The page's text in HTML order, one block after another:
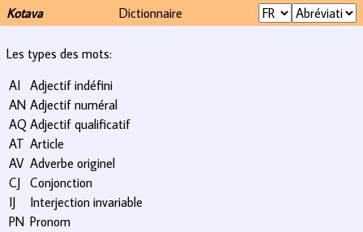
Kotava Dictionnaire
Les types des mots:
AI Adjectif indéfini
AN Adjectif numéral
AQ Adjectif qualificatif
AT Article
AV Adverbe originel
CJ Conjonction
IJ
Interjection invariable
PN Pronom